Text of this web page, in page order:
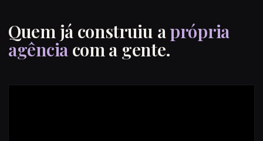
Quem já construiu aprópria
agênciacom a gente.